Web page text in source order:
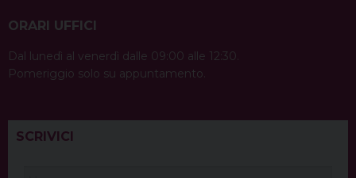
ORARI UFFICI
Dal lunedì al venerdì dalle 09:00 alle 12:30.
Pomeriggio solo su appuntamento.
SCRIVICI